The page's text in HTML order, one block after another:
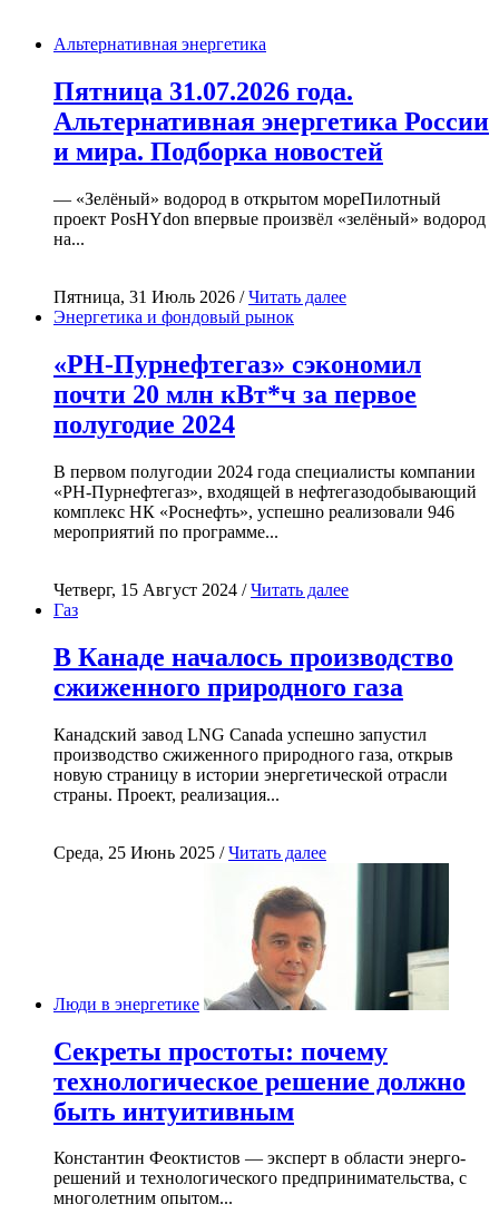
Альтернативная энергетика
Пятница 31.07.2026 года.
Альтернативная энергетика России
и мира. Подборка новостей
— «Зелёный» водород в открытом мореПилотный
проект PosHYdon впервые произвёл «зелёный» водород
на...
Пятница, 31 Июль 2026 /Читать далее
Энергетика и фондовый рынок
«РН-Пурнефтегаз» сэкономил
почти 20 млн кВт*ч за первое
полугодие 2024
В первом полугодии 2024 года специалисты компании
«РН-Пурнефтегаз», входящей в нефтегазодобывающий
комплекс НК «Роснефть», успешно реализовали 946
мероприятий по программе...
Четверг, 15 Август 2024 /Читать далее
Газ
В Канаде началось производство
сжиженного природного газа
Канадский завод LNG Canada успешно запустил
производство сжиженного природного газа, открыв
новую страницу в истории энергетической отрасли
страны. Проект, реализация...
Среда, 25 Июнь 2025 /Читать далее
Люди в энергетике
Секреты простоты: почему
технологическое решение должно
быть интуитивным
Константин Феоктистов — эксперт в области энерго-
решений и технологического предпринимательства, с
многолетним опытом...